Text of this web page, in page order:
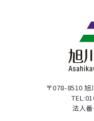
〒078-8510
法人